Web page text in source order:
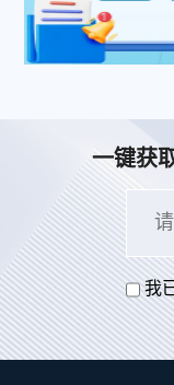
一键获
我